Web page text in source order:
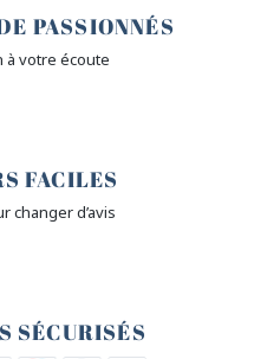
PASSIONNÉS
à votre écoute
FACILES
changer d’avis
SÉCURISÉS